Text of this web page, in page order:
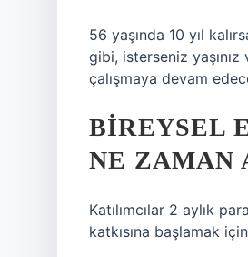
56 yaşında 10 yıl
gibi, isterseniz
çalışmaya devam
BIREYSEL
NE ZAMAN
Katılımcılar 2 aylık
katkısına başlamak